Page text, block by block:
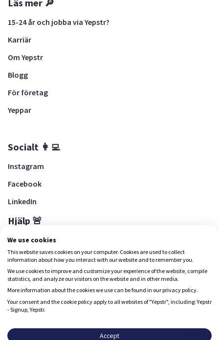
Läs mer 🔎
15-24 år och jobba via Yepstr?
Karriär
Om Yepstr
Blogg
För företag
Yeppar
Socialt 👩‍💻
Instagram
Facebook
LinkedIn
Hjälp 🚨
Hjälpcenter
Ladda ned Yepstr
Ladda ned Yepstr
upplevelse.
We use cookies
This website saves cookies on your computer. Cookies are used to collect
information about how you interact with our website and to remember you.
We use cookies to improve and customize your experience of the website, compile
statistics, and analyze our visitors on the website and in other media.
More information about the cookies we use can be found in our privacy policy.
Your consent and the cookie policy apply to all websites of "Yepstr", including: Yepstr
- Signup, Yepstr.
Accept